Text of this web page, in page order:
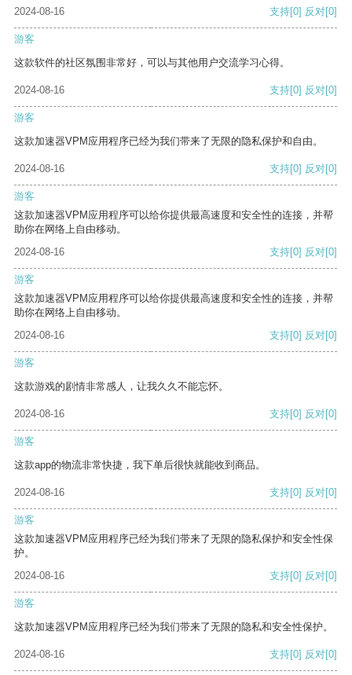
2024-08-16 支持[0] 反对[0]
游客
这款软件的社区氛围非常好，可以与其他用户交流学习心得。
2024-08-16 支持[0] 反对[0]
游客
这款加速器VPM应用程序已经为我们带来了无限的隐私保护和自由。
2024-08-16 支持[0] 反对[0]
游客
这款加速器VPM应用程序可以给你提供最高速度和安全性的连接，并帮
助你在网络上自由移动。
2024-08-16
支持[0] 反对[0]
游客
这款加速器VPM应用程序可以给你提供最高速度和安全性的连接，并帮
助你在网络上自由移动。
2024-08-16
支持[0] 反对[0]
游客
这款游戏的剧情非常感人，让我久久不能忘怀。
2024-08-16 支持[0] 反对[0]
游客
这款app的物流非常快捷，我下单后很快就能收到商品。
2024-08-16 支持[0] 反对[0]
游客
这款加速器VPM应用程序已经为我们带来了无限的隐私保护和安全性保
护。
2024-08-16
支持[0] 反对[0]
游客
这款加速器VPM应用程序已经为我们带来了无限的隐私和安全性保护。
2024-08-16 支持[0] 反对[0]